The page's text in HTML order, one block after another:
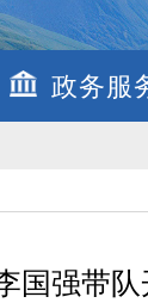
政务服
国强带